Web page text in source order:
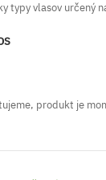
typy vlasov určený
produkt je